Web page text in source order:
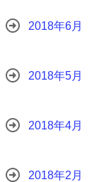
2018年6月
2018年5月
2018年4月
2018年2月